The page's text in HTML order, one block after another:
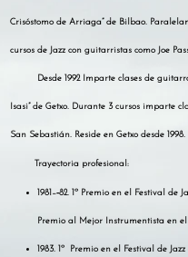
Crisóstomo de Arriaga” de Bilbao.
cursos de Jazz con guitarristas como Joe
Desde 1992 Imparte clases de guitarra
Isasi” de Getxo. Durante 3 cursos imparte
San Sebastián. Reside en Getxo desde 1998.
Trayectoria profesional:
1981–‐82. 1º Premio en el Festival
Premio al Mejor Instrumentista en el
1983. 1º Premio en el Festival de